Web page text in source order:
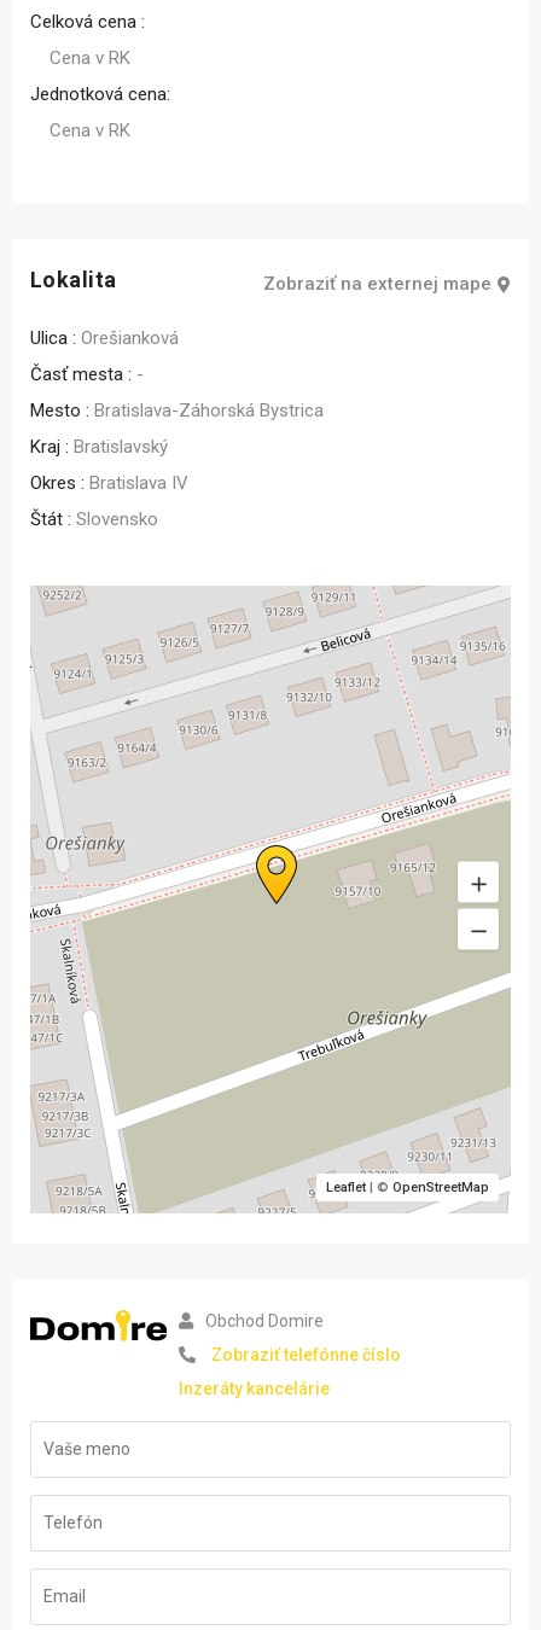
Celková cena :
Cena v RK
Jednotková cena:
Cena v RK
Lokalita Zobraziť na externej mape
Ulica : Orešianková
Časť mesta : -
Mesto : Bratislava-Záhorská Bystrica
Kraj : Bratislavský
Okres : Bratislava IV
Štát : Slovensko
Leaflet | © OpenStreetMap
Obchod Domire
Zobraziť telefónne číslo
Inzeráty kancelárie